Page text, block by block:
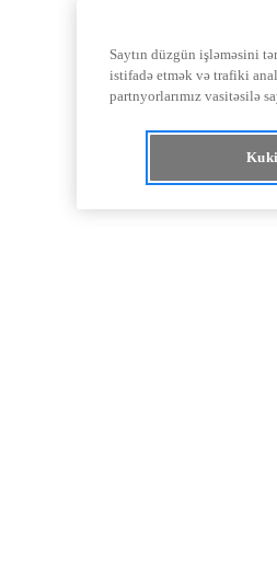
Saytın düzgün işləməsini
istifadə etmək və trafiki
partnyorlarımız vasitəsilə